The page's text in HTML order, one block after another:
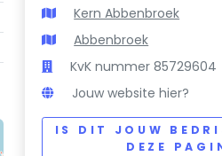
Kern Abbenbroek
Abbenbroek
KvK nummer 85729604
Jouw website hier?
IS DIT JOUW
DEZE